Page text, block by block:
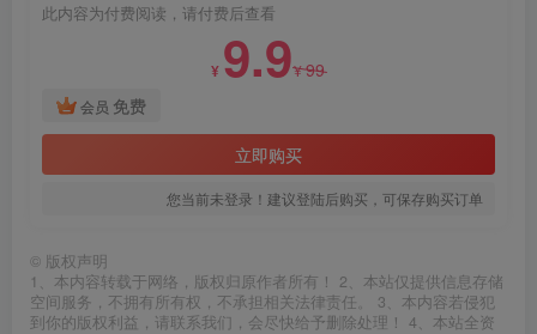
此内容为付费阅读，请付费后查看
¥ 9.9¥99
会员 免费
立即购买
您当前未登录！建议登陆后购买，可保存购买订单
© 版权声明
1、本内容转载于网络，版权归原作者所有！ 2、本站仅提供信息存储
空间服务，不拥有所有权，不承担相关法律责任。 3、本内容若侵犯
到你的版权利益，请联系我们，会尽快给予删除处理！ 4、本站全资